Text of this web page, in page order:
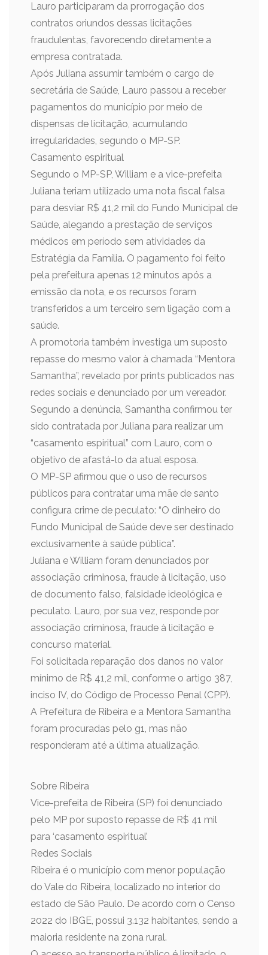
Lauro participaram da prorrogação dos
contratos oriundos dessas licitações
fraudulentas, favorecendo diretamente a
empresa contratada.
Após Juliana assumir também o cargo de
secretária de Saúde, Lauro passou a receber
pagamentos do município por meio de
dispensas de licitação, acumulando
irregularidades, segundo o MP-SP.
Casamento espiritual
Segundo o MP-SP, William e a vice-prefeita
Juliana teriam utilizado uma nota fiscal falsa
para desviar R$ 41,2 mil do Fundo Municipal de
Saúde, alegando a prestação de serviços
médicos em período sem atividades da
Estratégia da Família. O pagamento foi feito
pela prefeitura apenas 12 minutos após a
emissão da nota, e os recursos foram
transferidos a um terceiro sem ligação com a
saúde.
A promotoria também investiga um suposto
repasse do mesmo valor à chamada “Mentora
Samantha”, revelado por prints publicados nas
redes sociais e denunciado por um vereador.
Segundo a denúncia, Samantha confirmou ter
sido contratada por Juliana para realizar um
“casamento espiritual” com Lauro, com o
objetivo de afastá-lo da atual esposa.
O MP-SP afirmou que o uso de recursos
públicos para contratar uma mãe de santo
configura crime de peculato: “O dinheiro do
Fundo Municipal de Saúde deve ser destinado
exclusivamente à saúde pública”.
Juliana e William foram denunciados por
associação criminosa, fraude à licitação, uso
de documento falso, falsidade ideológica e
peculato. Lauro, por sua vez, responde por
associação criminosa, fraude à licitação e
concurso material.
Foi solicitada reparação dos danos no valor
mínimo de R$ 41,2 mil, conforme o artigo 387,
inciso IV, do Código de Processo Penal (CPP).
A Prefeitura de Ribeira e a Mentora Samantha
foram procuradas pelo g1, mas não
responderam até a última atualização.
Sobre Ribeira
Vice-prefeita de Ribeira (SP) foi denunciado
pelo MP por suposto repasse de R$ 41 mil
para ‘casamento espiritual’
Redes Sociais
Ribeira é o município com menor população
do Vale do Ribeira, localizado no interior do
estado de São Paulo. De acordo com o Censo
2022 do IBGE, possui 3.132 habitantes, sendo a
maioria residente na zona rural.